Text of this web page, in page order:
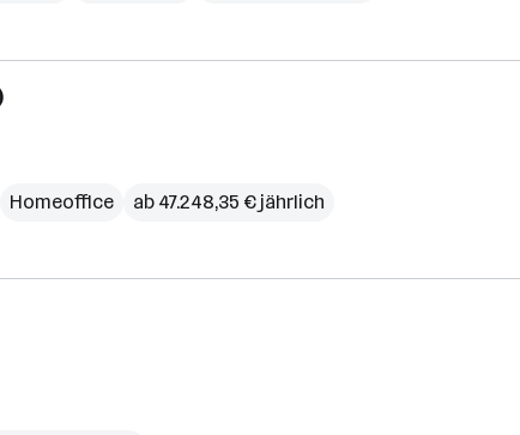
Homeoffice ab 47.248,35 € jährlich